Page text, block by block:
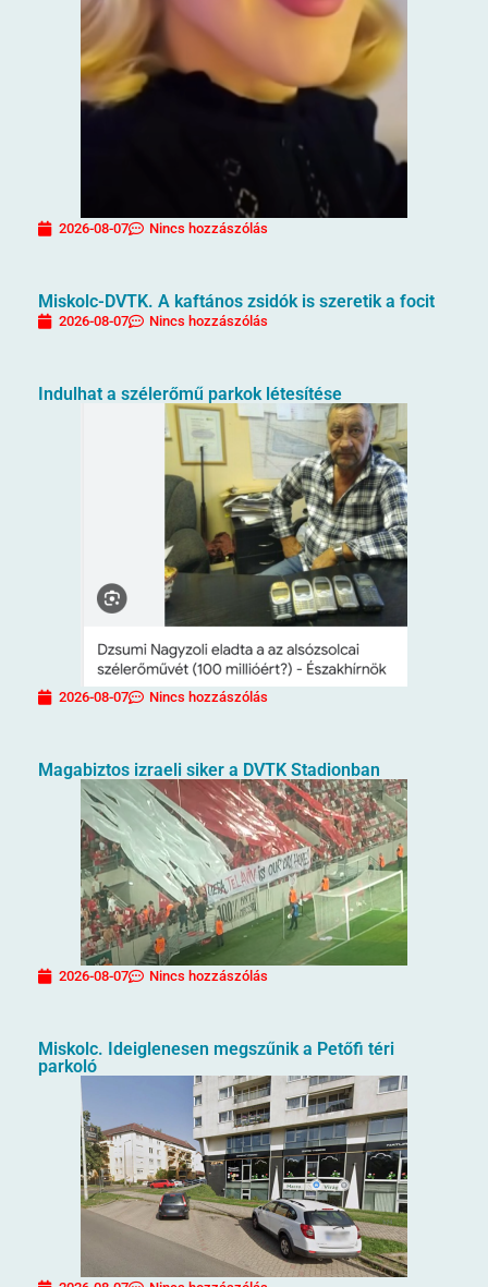
2026-08-07 Nincs hozzászólás
Miskolc-DVTK. A kaftános zsidók is szeretik a focit
2026-08-07 Nincs hozzászólás
Indulhat a szélerőmű parkok létesítése
2026-08-07 Nincs hozzászólás
Magabiztos izraeli siker a DVTK Stadionban
2026-08-07 Nincs hozzászólás
Miskolc. Ideiglenesen megszűnik a Petőfi téri
parkoló